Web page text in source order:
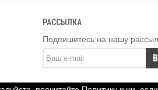
РАССЫЛКА
Подпишитесь на нашу